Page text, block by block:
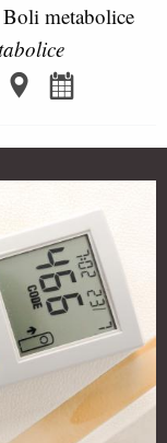
metabolice